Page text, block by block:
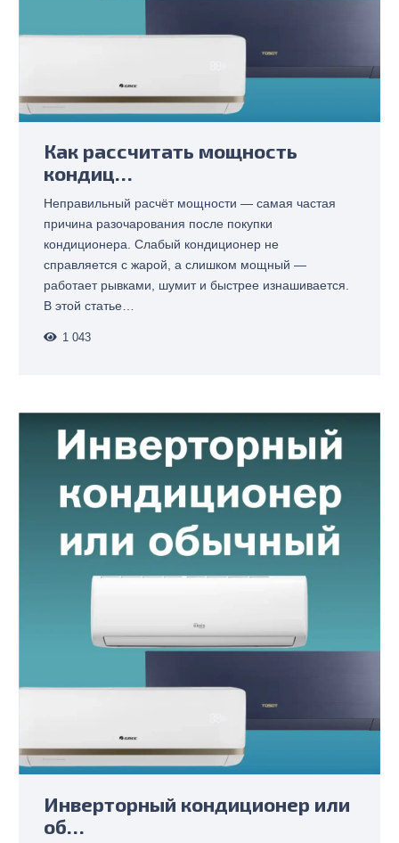
Как рассчитать мощность
кондиц…
Неправильный расчёт мощности — самая частая
причина разочарования после покупки
кондиционера. Слабый кондиционер не
справляется с жарой, а слишком мощный —
работает рывками, шумит и быстрее изнашивается.
В этой статье…
1 043
Инверторный кондиционер или
об…